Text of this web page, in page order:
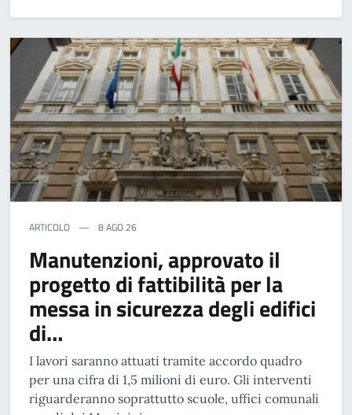
ARTICOLO 8 AGO 26
Manutenzioni, approvato il
progetto di fattibilità per la
messa in sicurezza degli edifici
di…
I lavori saranno attuati tramite accordo quadro
per una cifra di 1,5 milioni di euro. Gli interventi
riguarderanno soprattutto scuole, uffici comunali